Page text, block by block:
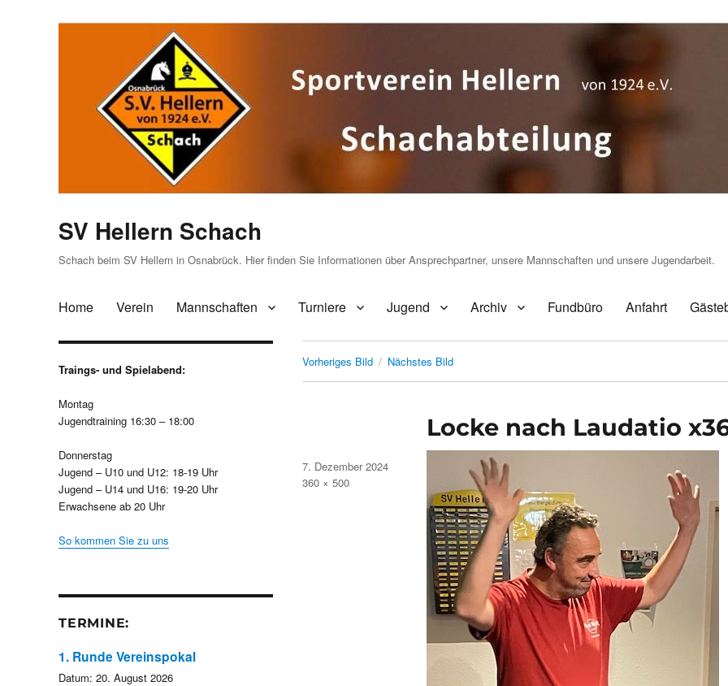
SV Hellern Schach
Schach beim SV Hellern in Osnabrück. Hier finden Sie Informationen über Ansprechpartner, unsere Mannschaften und unsere Jugendarbeit.
Home Verein Mannschaften Turniere Jugend Archiv Fundbüro Anfahrt
Vorheriges Bild Nächstes Bild
Locke nach Laudatio
Veröffentlicht
am
7. Dezember 2024
Volle
360 × 500
Traings- und Spielabend:
Montag
Jugendtraining 16:30 – 18:00
Donnerstag
Jugend – U10 und U12: 18-19 Uhr
Jugend – U14 und U16: 19-20 Uhr
Erwachsene ab 20 Uhr
So kommen Sie zu uns
TERMINE:
1. Runde Vereinspokal
Datum: 20. August 2026